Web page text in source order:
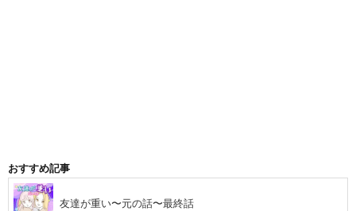
おすすめ記事
友達が重い〜元の話〜最終話